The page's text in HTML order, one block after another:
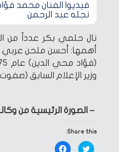
فيديو| الفنان محمد
نجله عبد الرحمن
نال حلمي بكر عدداً من
أهمها: أحسن ملحن عربي
وزير الإعلام السابق
– الصورة الرئيسية من
Share this:
Click
Click